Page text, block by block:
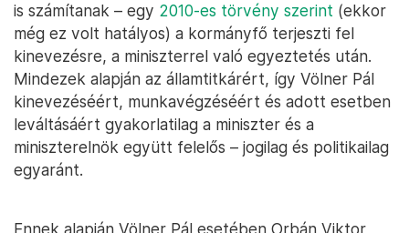
is számítanak – egy 2010-es törvény szerint (ekkor
még ez volt hatályos) a kormányfő terjeszti fel
kinevezésre, a miniszterrel való egyeztetés után.
Mindezek alapján az államtitkárért, így Völner Pál
kinevezéséért, munkavégzéséért és adott esetben
leváltásáért gyakorlatilag a miniszter és a
miniszterelnök együtt felelős – jogilag és politikailag
egyaránt.
Ennek alapján Völner Pál esetében Orbán Viktor